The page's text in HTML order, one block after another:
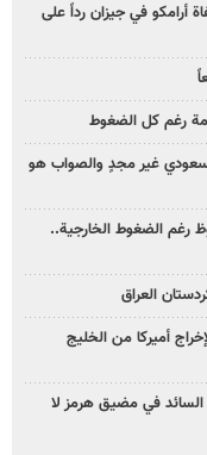
أرامكو في جيزان رداً على
رغم كل الضغوط
غير مجدٍ والصواب هو
رغم الضغوط الخارجية..
العراق
أميركا من الخليج
السائد في مضيق هرمز لا